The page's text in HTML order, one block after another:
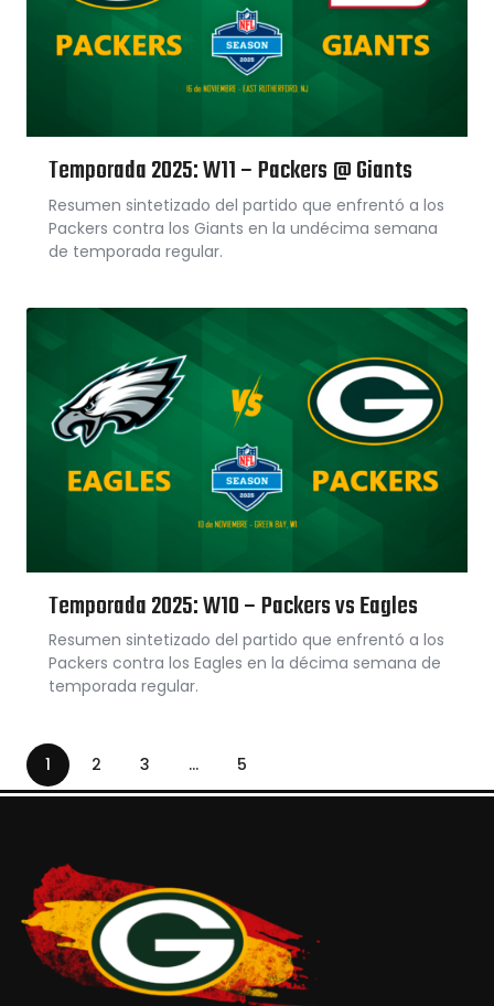
Temporada 2025: W11 – Packers @ Giants
Resumen sintetizado del partido que enfrentó a los
Packers contra los Giants en la undécima semana
de temporada regular.
Temporada 2025: W10 – Packers vs Eagles
Resumen sintetizado del partido que enfrentó a los
Packers contra los Eagles en la décima semana de
temporada regular.
1 2 3 … 5